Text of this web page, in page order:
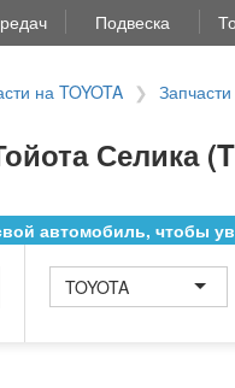
Подвеска
на TOYOTA
Селика
автомобиль, чтобы
TOYOTA